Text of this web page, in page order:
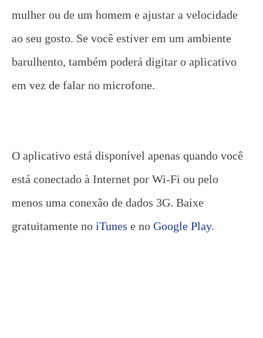
mulher ou de um homem e ajustar a velocidade
ao seu gosto. Se você estiver em um ambiente
barulhento, também poderá digitar o aplicativo
em vez de falar no microfone.
O aplicativo está disponível apenas quando você
está conectado à Internet por Wi-Fi ou pelo
menos uma conexão de dados 3G. Baixe
gratuitamente no iTunes e no Google Play.